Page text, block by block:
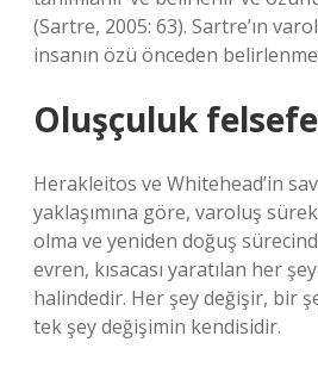
(Sartre, 2005: 63). Sartre’ın
insanın özü önceden
Oluşçuluk
Herakleitos ve Whitehead’in
yaklaşımına göre, varoluş
olma ve yeniden doğuş
evren, kısacası yaratılan her
halindedir. Her şey değişir, bir
tek şey değişimin kendisidir.